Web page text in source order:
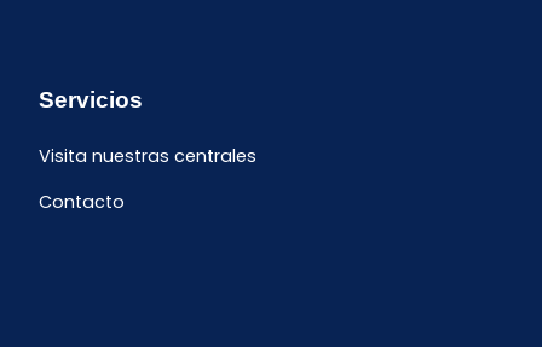
Servicios
Visita nuestras centrales
Contacto